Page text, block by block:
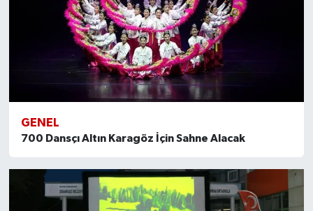
GENEL
700 Dansçı Altın Karagöz İçin Sahne Alacak